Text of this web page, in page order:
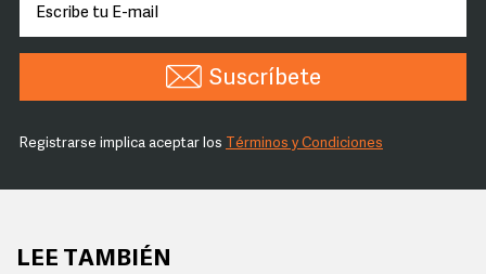
Suscríbete
Registrarse implica aceptar los Términos y Condiciones
LEE TAMBIÉN